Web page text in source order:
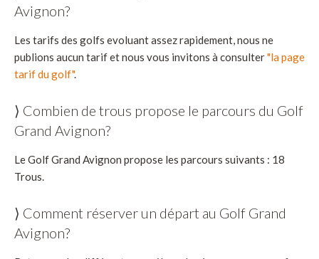
Avignon?
Les tarifs des golfs evoluant assez rapidement, nous ne
publions aucun tarif et nous vous invitons à consulter"la page
tarif du golf".
⟩ Combien de trous propose le parcours du Golf
Grand Avignon?
Le Golf Grand Avignon propose les parcours suivants : 18
Trous.
⟩ Comment réserver un départ au Golf Grand
Avignon?